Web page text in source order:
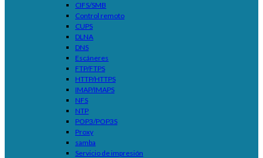
CIFS/SMB
Control remoto
CUPS
DLNA
DNS
Escáneres
FTP/FTPS
HTTP/HTTPS
IMAP/IMAPS
NFS
NTP
POP3/POP3S
Proxy
samba
Servicio de impresión